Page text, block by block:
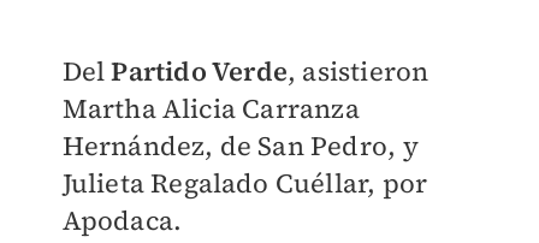
DelPartido Verde, asistieron
Martha Alicia Carranza
Hernández, de San Pedro, y
Julieta Regalado Cuéllar, por
Apodaca.